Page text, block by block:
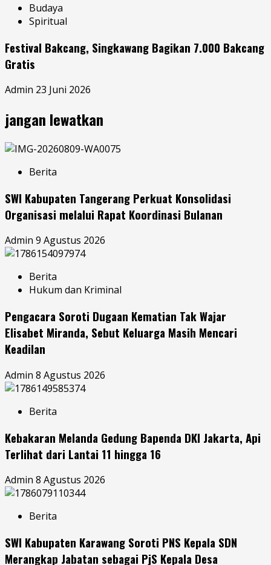
Budaya
Spiritual
Festival Bakcang, Singkawang Bagikan 7.000 Bakcang
Gratis
Admin 23 Juni 2026
jangan lewatkan
Berita
SWI Kabupaten Tangerang Perkuat Konsolidasi
Organisasi melalui Rapat Koordinasi Bulanan
Admin 9 Agustus 2026
Berita
Hukum dan Kriminal
Pengacara Soroti Dugaan Kematian Tak Wajar
Elisabet Miranda, Sebut Keluarga Masih Mencari
Keadilan
Admin 8 Agustus 2026
Berita
Kebakaran Melanda Gedung Bapenda DKI Jakarta, Api
Terlihat dari Lantai 11 hingga 16
Admin 8 Agustus 2026
Berita
SWI Kabupaten Karawang Soroti PNS Kepala SDN
Merangkap Jabatan sebagai PjS Kepala Desa